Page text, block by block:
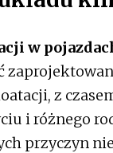
w
z
i różnego
przyczyn